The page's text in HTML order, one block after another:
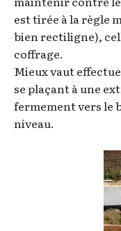
est tirée à la règle
bien rectiligne),
coffrage.
Mieux vaut
se plaçant à une
fermement vers le
niveau.